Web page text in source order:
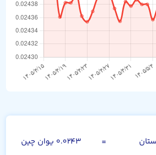
=
۰.۰۲۴۳ یوان چین